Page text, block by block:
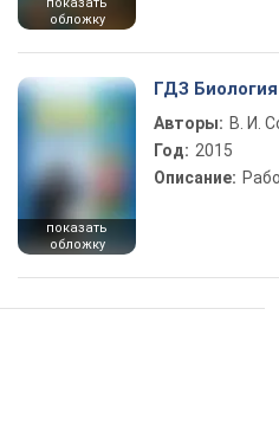
обложку
показать
обложку
ГДЗ
Авторы: В. И.
Год: 2015
Описание: